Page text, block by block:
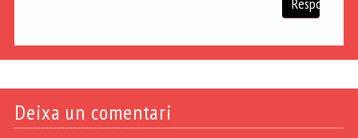
Respon
Deixa un comentari